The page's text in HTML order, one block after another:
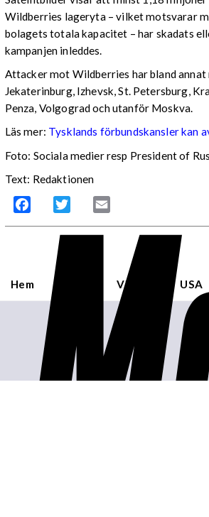
Wildberries lageryta – vilket motsvarar
bolagets totala kapacitet – har skadats
kampanjen inleddes.
Attacker mot Wildberries har bland
Jekaterinburg, Izhevsk, St. Petersburg,
Penza, Volgograd och utanför Moskva.
Läs mer: Tysklands förbundskansler kan
Foto: Sociala medier resp President of
Text: Redaktionen
Facebook Twitter
Hem Världen USA